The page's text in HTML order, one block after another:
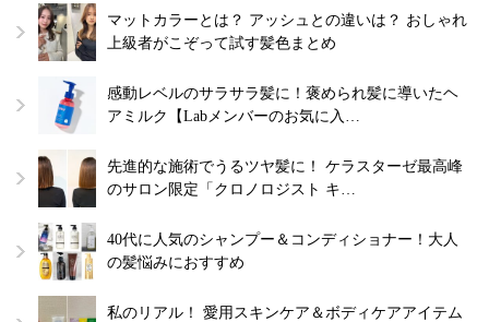
マットカラーとは？ アッシュとの違いは？ おしゃれ
上級者がこぞって試す髪色まとめ
感動レベルのサラサラ髪に！褒められ髪に導いたヘ
アミルク【Labメンバーのお気に入…
先進的な施術でうるツヤ髪に！ ケラスターゼ最高峰
のサロン限定「クロノロジスト キ…
40代に人気のシャンプー＆コンディショナー！大人
の髪悩みにおすすめ
私のリアル！ 愛用スキンケア＆ボディケアアイテム